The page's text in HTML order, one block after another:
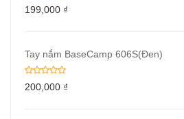
199,000 ₫
Tay nắm BaseCamp 606S(Đen)
200,000 ₫